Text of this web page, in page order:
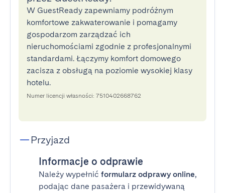
W GuestReady zapewniamy podróżnym
komfortowe zakwaterowanie i pomagamy
gospodarzom zarządzać ich
nieruchomościami zgodnie z profesjonalnymi
standardami. Łączymy komfort domowego
zacisza z obsługą na poziomie wysokiej klasy
hotelu.
Numer licencji własności: 7510402668762
Przyjazd
Informacje o odprawie
Należy wypełnić formularz odprawy online,
podając dane pasażera i przewidywaną